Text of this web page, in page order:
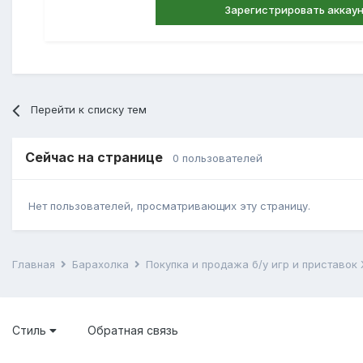
Зарегистрировать
Перейти к списку тем
Сейчас на странице 0 пользователей
Нет пользователей, просматривающих эту страницу.
Главная Барахолка Покупка и продажа б/у игр и приставок
Стиль Обратная связь